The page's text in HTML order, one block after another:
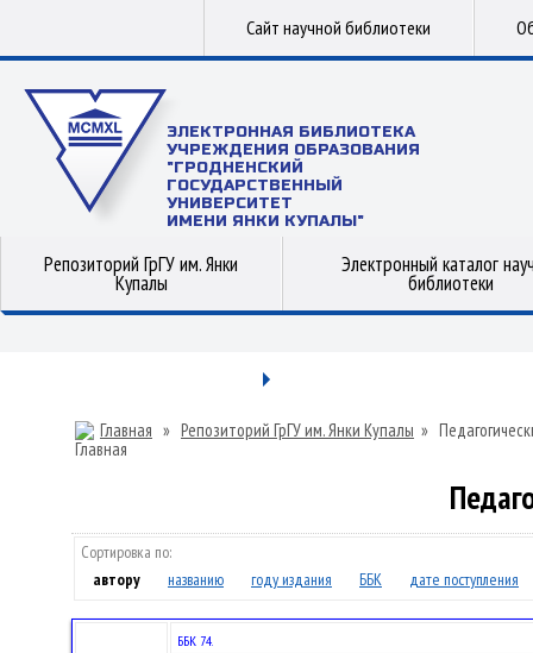
Сайт научной библиотеки
ЭЛЕКТРОННАЯ БИБЛИОТЕКА
УЧРЕЖДЕНИЯ ОБРАЗОВАНИЯ
"ГРОДНЕНСКИЙ
ГОСУДАРСТВЕННЫЙ
УНИВЕРСИТЕТ
ИМЕНИ ЯНКИ КУПАЛЫ"
Репозиторий ГрГУ им. Янки
Купалы
Электронный каталог
библиотеки
Главная » Репозиторий ГрГУ им. Янки Купалы »
Сортировка по:
автору
названию году издания ББК дате поступления
ББК 74.